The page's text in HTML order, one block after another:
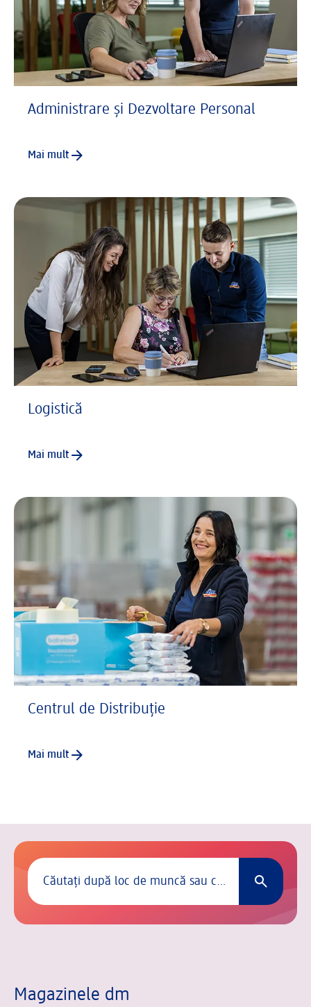
Administrare și Dezvoltare Personal
Mai mult
Logistică
Mai mult
Centrul de Distribuție
Mai mult
Căutați locuri de muncă
Magazinele dm